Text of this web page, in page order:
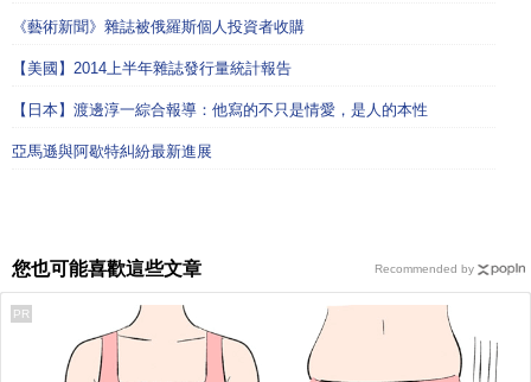
《藝術新聞》雜誌被俄羅斯個人投資者收購
【美國】2014上半年雜誌發行量統計報告
【日本】渡邊淳一綜合報導：他寫的不只是情愛，是人的本性
亞馬遜與阿歇特糾紛最新進展
您也可能喜歡這些文章
PR
Recommended by